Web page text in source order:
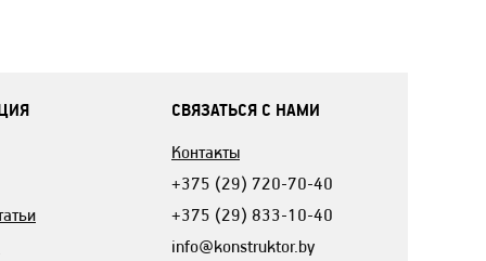
СВЯЗАТЬСЯ С НАМИ
Контакты
+375 (29) 720-70-40
+375 (29) 833-10-40
info@konstruktor.by